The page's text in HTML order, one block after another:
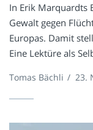
In Erik Marquardts
Gewalt gegen
Europas. Damit
Eine Lektüre als
Tomas Bächli / 23.